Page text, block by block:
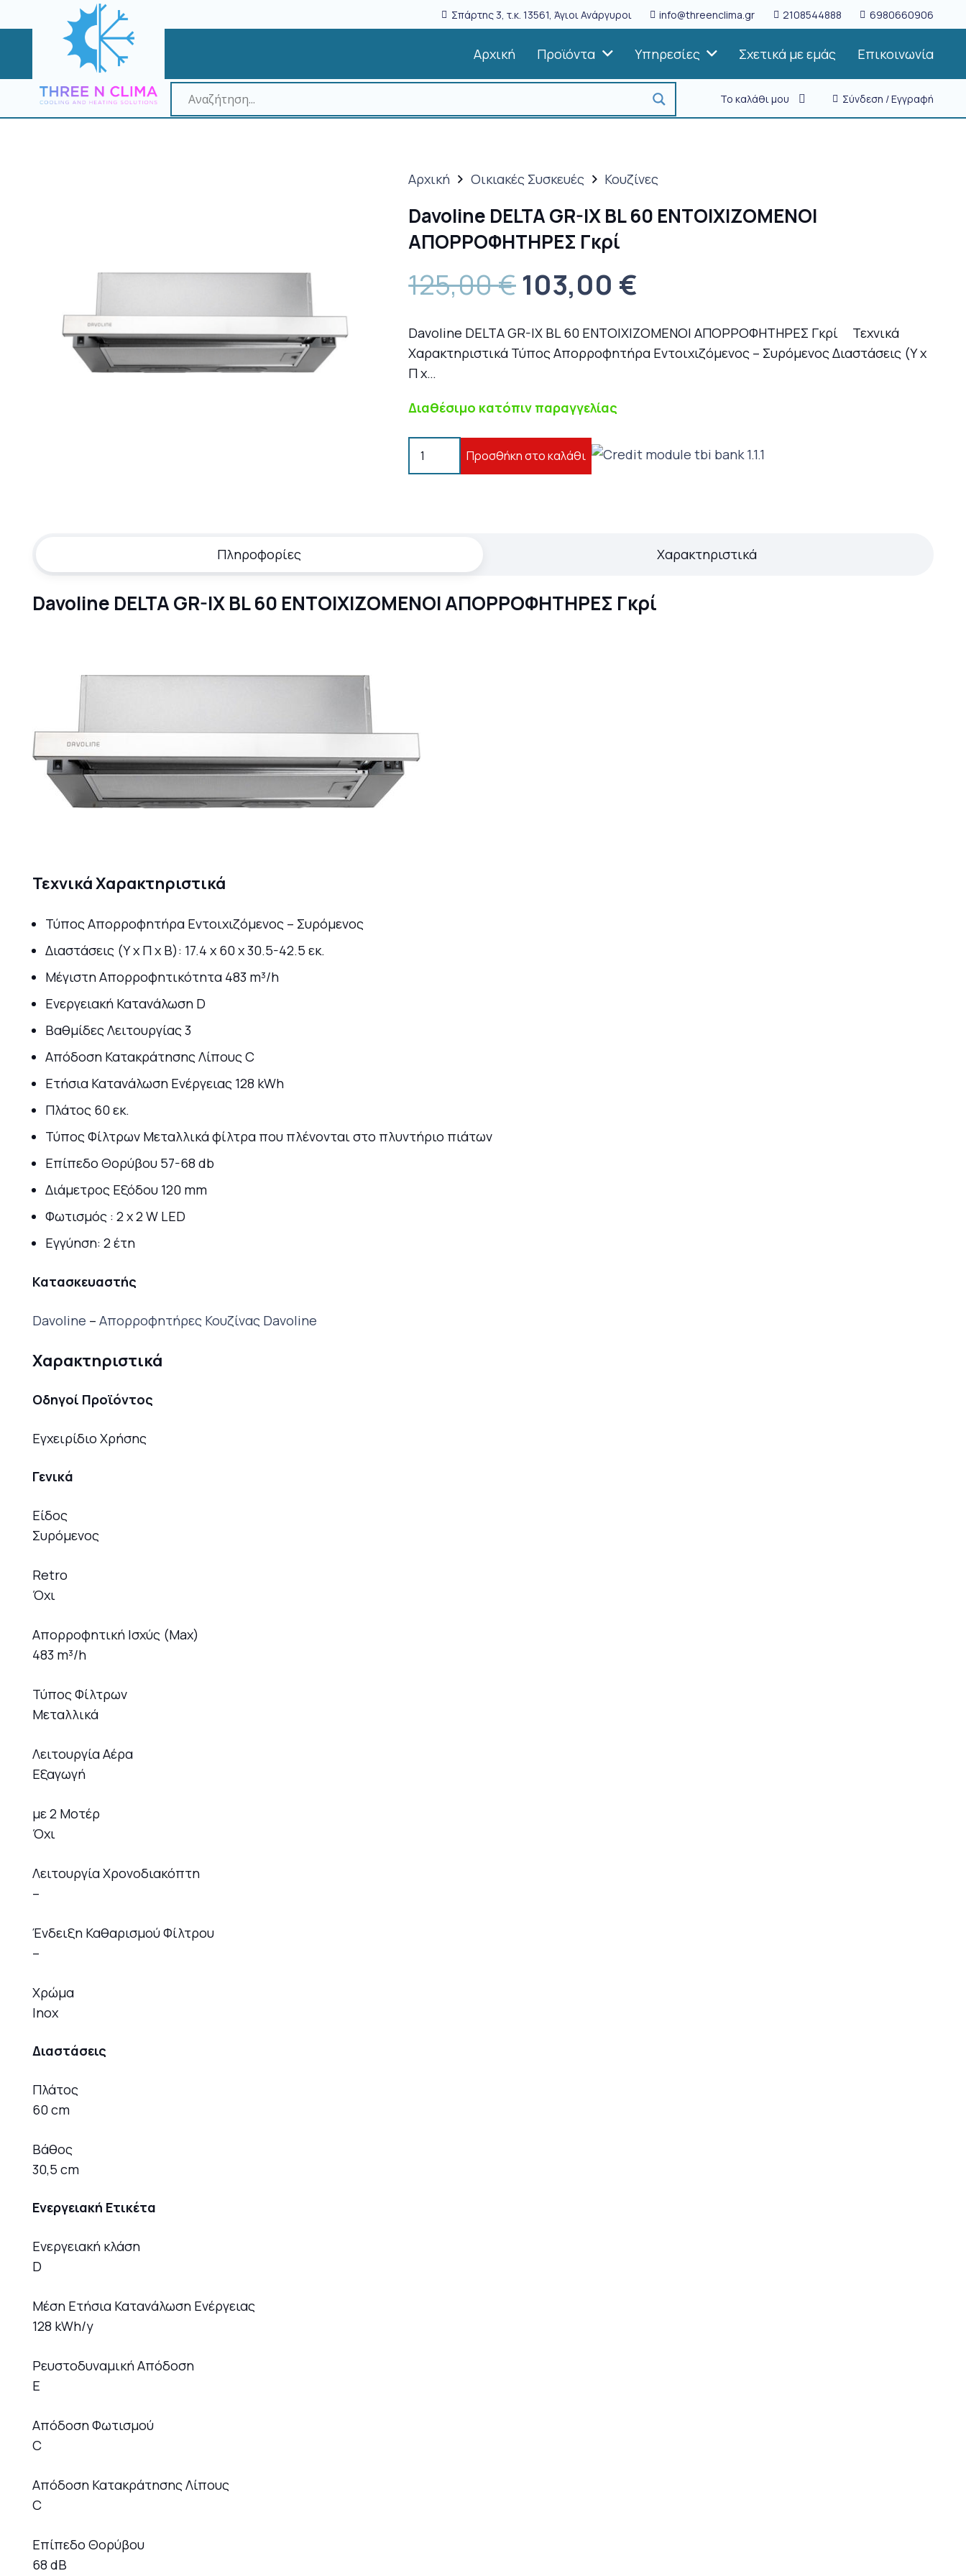
Σπάρτης 3, τ.κ. 13561, Άγιοι Ανάργυροι info@threenclima.gr 2108544888 6980660906
Αρχική Προϊόντα Υπηρεσίες Σχετικά με εμάς Επικοινωνία
Το καλάθι μου Σύνδεση / Εγγραφή
Αρχική Οικιακές Συσκευές Κουζίνες
Davoline DELTA GR-IX BL 60 ΕΝΤΟΙΧΙΖΟΜΕΝΟΙ
ΑΠΟΡΡΟΦΗΤΗΡΕΣ Γκρί
125,00€Original
price
was:
125,00 €.
103,00 €
τιμή
είναι:
103,00 €.
Davoline DELTA GR-IX BL 60 ΕΝΤΟΙΧΙΖΟΜΕΝΟΙ ΑΠΟΡΡΟΦΗΤΗΡΕΣ Γκρί Τεχνικά
Χαρακτηριστικά Τύπος Απορροφητήρα Εντοιχιζόμενος – Συρόμενος Διαστάσεις (Υ x
Π x…
Διαθέσιμο κατόπιν παραγγελίας
ΕΝΤΟΙΧΙΖΟΜΕΝΟΙ
Γκρί
Προσθήκη στο καλάθι
Πληροφορίες Χαρακτηριστικά
Davoline DELTA GR-IX BL 60 ΕΝΤΟΙΧΙΖΟΜΕΝΟΙ ΑΠΟΡΡΟΦΗΤΗΡΕΣ Γκρί
Τεχνικά Χαρακτηριστικά
Τύπος Απορροφητήρα Εντοιχιζόμενος – Συρόμενος
Διαστάσεις (Υ x Π x Β): 17.4 x 60 x 30.5-42.5 εκ.
Μέγιστη Απορροφητικότητα 483 m³/h
Ενεργειακή Κατανάλωση D
Βαθμίδες Λειτουργίας 3
Απόδοση Κατακράτησης Λίπους C
Ετήσια Κατανάλωση Ενέργειας 128 kWh
Πλάτος 60 εκ.
Τύπος Φίλτρων Μεταλλικά φίλτρα που πλένονται στο πλυντήριο πιάτων
Επίπεδο Θορύβου 57-68 db
Διάμετρος Εξόδου 120 mm
Φωτισμός : 2 x 2 W LED
Εγγύηση: 2 έτη
Κατασκευαστής
Davoline – Απορροφητήρες Κουζίνας Davoline
Χαρακτηριστικά
Οδηγοί Προϊόντος
Εγχειρίδιο Χρήσης
Γενικά
Είδος
Συρόμενος
Retro
Όχι
Απορροφητική Ισχύς (Max)
483 m³/h
Τύπος Φίλτρων
Μεταλλικά
Λειτουργία Αέρα
Εξαγωγή
με 2 Μοτέρ
Όχι
Λειτουργία Χρονοδιακόπτη
–
Ένδειξη Καθαρισμού Φίλτρου
–
Χρώμα
Inox
Διαστάσεις
Πλάτος
60 cm
Βάθος
30,5 cm
Ενεργειακή Ετικέτα
Ενεργειακή κλάση
D
Μέση Ετήσια Κατανάλωση Ενέργειας
128 kWh/y
Ρευστοδυναμική Απόδοση
E
Απόδοση Φωτισμού
C
Απόδοση Κατακράτησης Λίπους
C
Επίπεδο Θορύβου
68 dB